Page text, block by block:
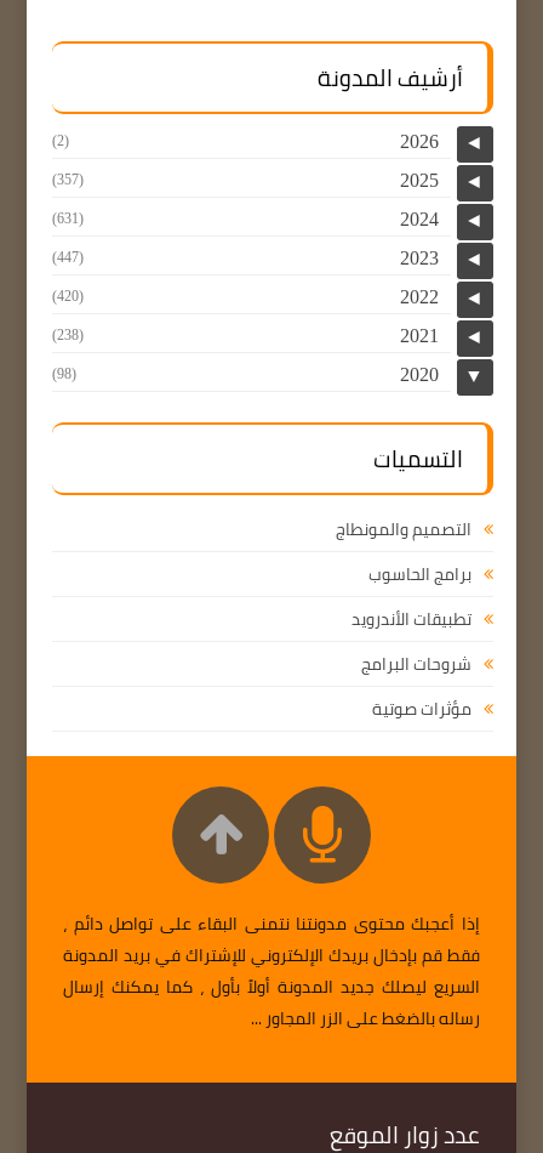
أرشيف المدونة
◄
2026
(2)
◄
2025
(357)
◄
2024
(631)
◄
2023
(447)
◄
2022
(420)
◄
2021
(238)
▼
2020
(98)
التسميات
التصميم والمونطاج
برامج الحاسوب
تطبيقات الأندرويد
شروحات البرامج
مؤثرات صوتية
إذا أعجبك محتوى مدونتنا نتمنى البقاء على تواصل دائم ،
فقط قم بإدخال بريدك الإلكتروني للإشتراك في بريد المدونة
السريع ليصلك جديد المدونة أولاً بأول ، كما يمكنك إرسال
رساله بالضغط على الزر المجاور ...
عدد زوار الموقع